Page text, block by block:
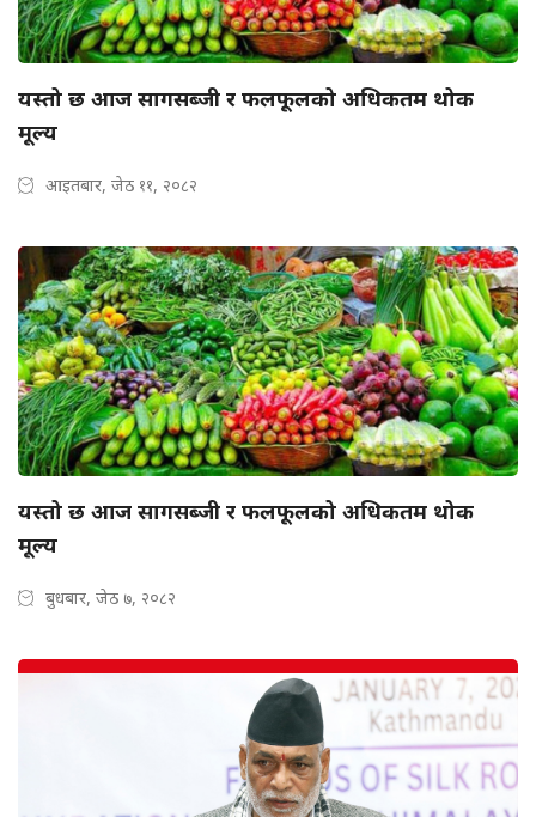
यस्तो छ आज सागसब्जी र फलफूलको अधिकतम थोक
मूल्य
आइतबार, जेठ ११, २०८२
यस्तो छ आज सागसब्जी र फलफूलको अधिकतम थोक
मूल्य
बुधबार, जेठ ७, २०८२